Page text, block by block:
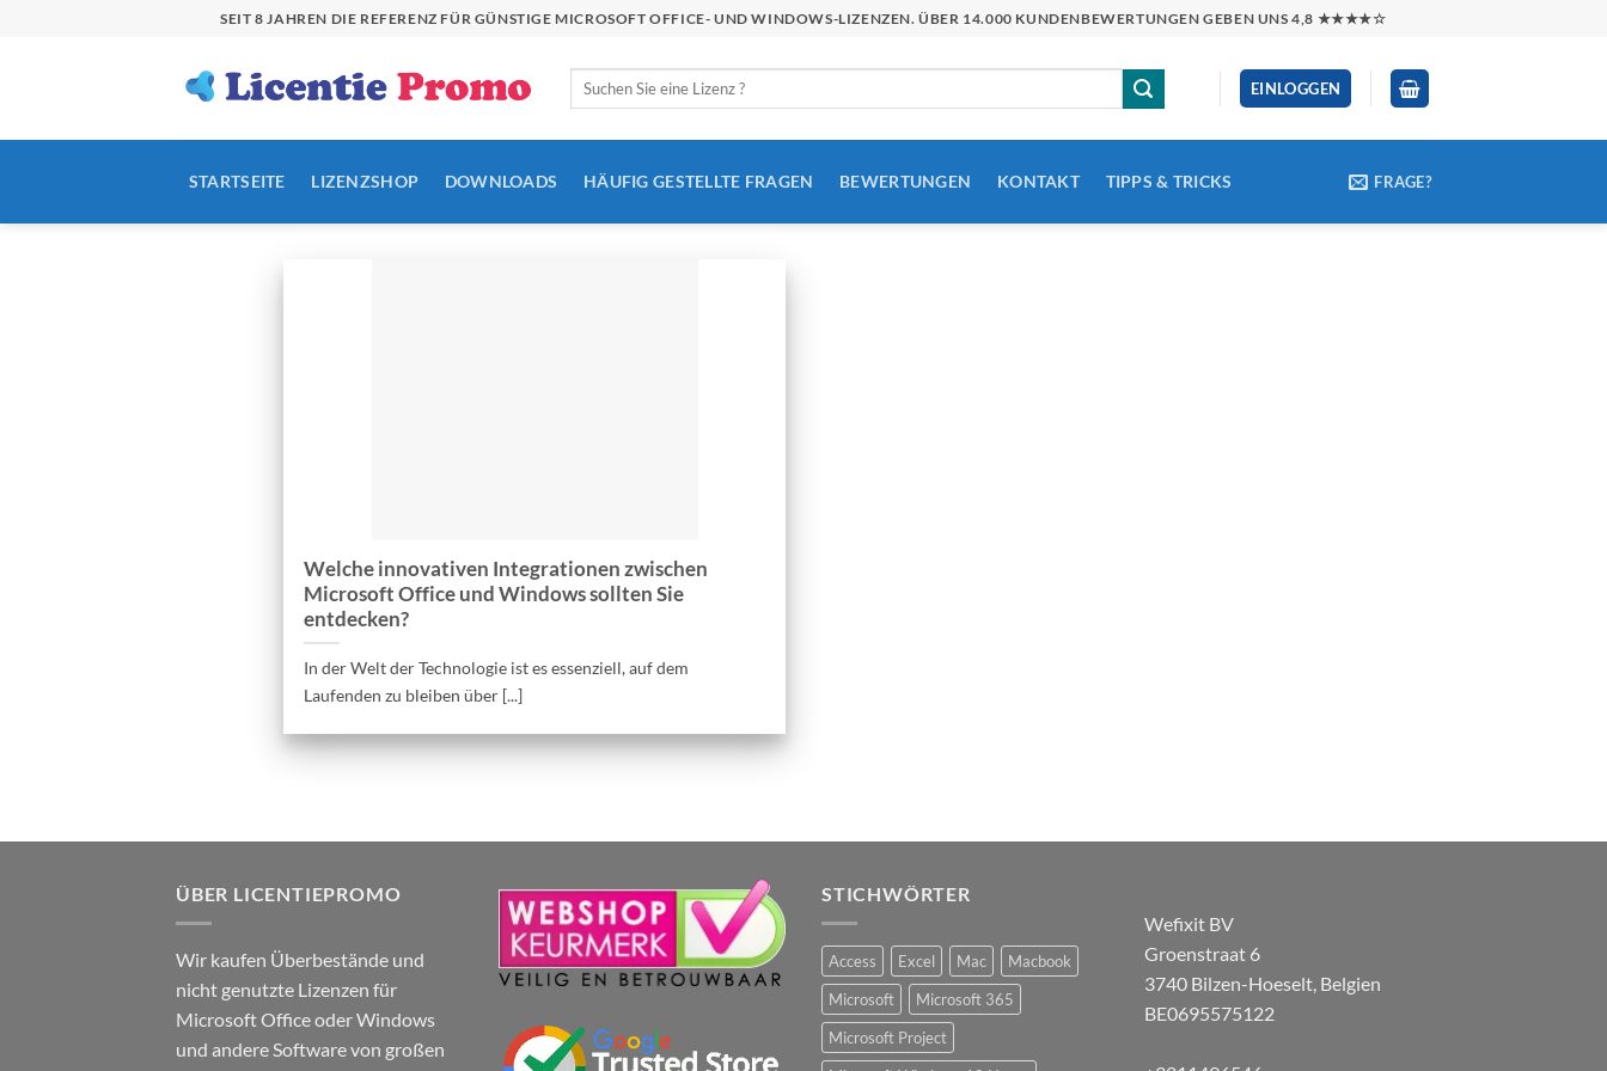
SEIT 8 JAHREN DIE REFERENZ FÜR GÜNSTIGE MICROSOFT OFFICE- UND WINDOWS-LIZENZEN. ÜBER 14.000 KUNDENBEWERTUNGEN GEBEN UNS 4,8 ★★★★☆
Suchen
EINLOGGEN
STARTSEITE LIZENZSHOP DOWNLOADS HÄUFIG GESTELLTE FRAGEN BEWERTUNGEN KONTAKT TIPPS & TRICKS FRAGE?
Welche innovativen Integrationen zwischen
Microsoft Office und Windows sollten Sie
entdecken?
In der Welt der Technologie ist es essenziell, auf dem
Laufenden zu bleiben über [...]
ÜBER LICENTIEPROMO
Wir kaufen Überbestände und
nicht genutzte Lizenzen für
Microsoft Office oder Windows
und andere Software von großen
STICHWÖRTER
Access Excel Mac
Macbook
Microsoft
Microsoft 365
Microsoft Project
Wefixit BV
Groenstraat 6
3740 Bilzen-Hoeselt, Belgien
BE0695575122